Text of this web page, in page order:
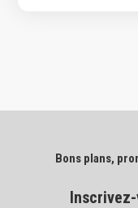
Bons plans,